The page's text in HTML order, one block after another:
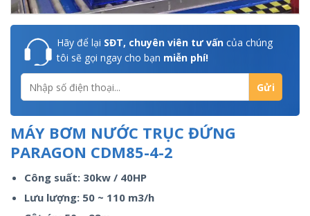
Hãy để lại SĐT, chuyên viên tư vấn của chúng
tôi sẽ gọi ngay cho bạn miễn phí!
MÁY BƠM NƯỚC TRỤC ĐỨNG
PARAGON CDM85-4-2
Công suất: 30kw / 40HP
Lưu lượng: 50 ~ 110 m3/h